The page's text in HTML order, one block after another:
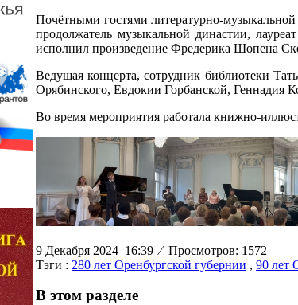
Почётными гостями литературно-
продолжатель музыкальной династии,
исполнил произведение Фредерика Шопена
Ведущая концерта, сотрудник библиотеки
Орябинского, Евдокии Горбанской,
Во время мероприятия работала книжно-
9 Декабря 2024 16:39⁄Просмотров: 1572
Тэги : 280 лет Оренбургской губернии , 90 лет
В этом разделе